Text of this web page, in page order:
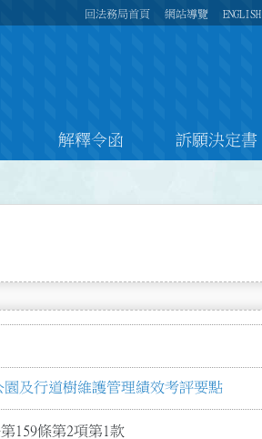
回法務局首頁 網站導覽 ENGLISH
解釋令函 訴願決定書
及行道樹維護管理績效考評要點
159條第2項第1款